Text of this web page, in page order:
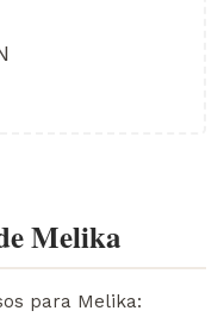
Melika
para Melika: